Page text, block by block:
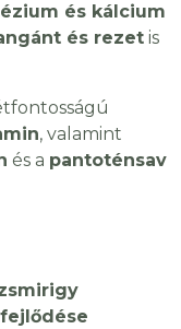
és kálcium
és rezet is
, valamint
és a pantoténsav